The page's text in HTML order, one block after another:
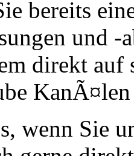
bereits
und -
direkt auf
wenn Sie